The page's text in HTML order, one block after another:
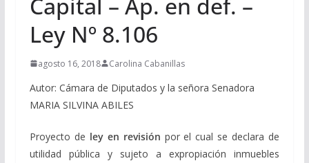
Ley Nº 8.106
agosto 16, 2018 Carolina Cabanillas
Autor: Cámara de Diputados y la señora Senadora
MARIA SILVINA ABILES
Proyecto de ley en revisión por el cual se declara de
utilidad pública y sujeto a expropiación inmuebles